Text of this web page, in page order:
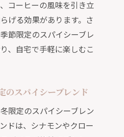
コーヒーの風味を引き立
げる効果があります。さ
節限定のスパイシーブレ
、自宅で手軽に楽しむこ
のスパイシーブレンド
限定のスパイシーブレン
ドは、シナモンやクロー